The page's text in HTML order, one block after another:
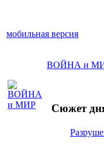
мобильная версия
ВОЙНА и
Сюжет